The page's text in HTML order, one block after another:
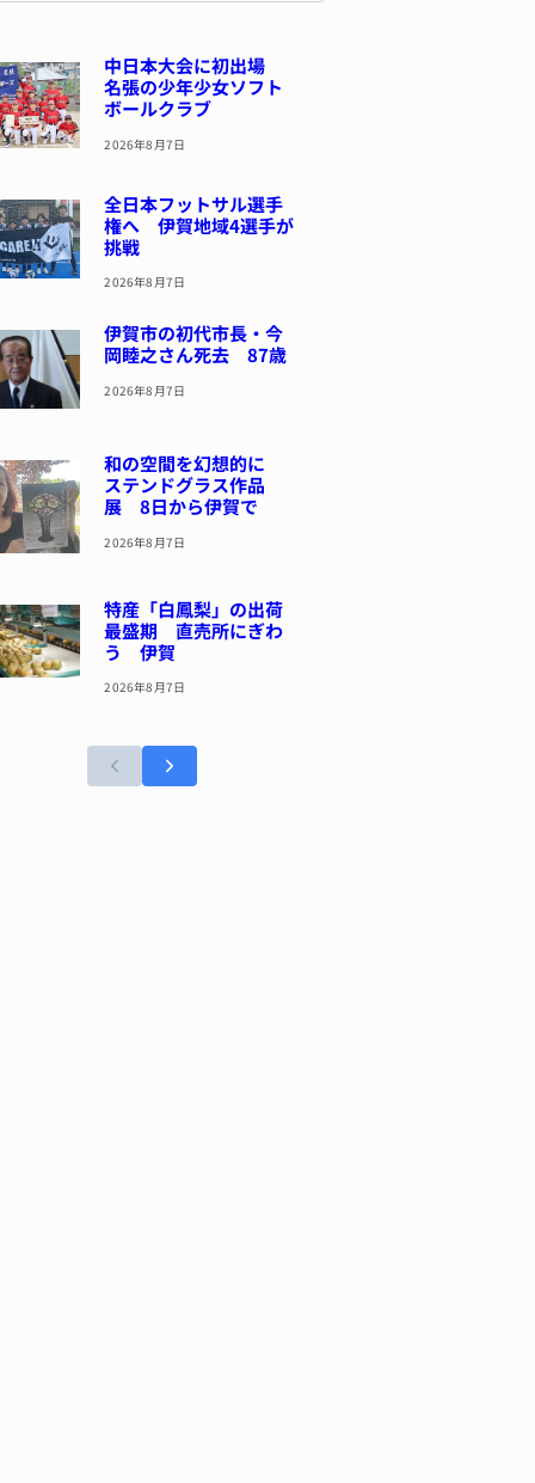
中日本大会に初出場
名張の少年少女ソフト
ボールクラブ
2026年8月7日
全日本フットサル選手
権へ 伊賀地域4選手が
挑戦
2026年8月7日
伊賀市の初代市長・今
岡睦之さん死去 87歳
2026年8月7日
和の空間を幻想的に
ステンドグラス作品
展 8日から伊賀で
2026年8月7日
特産「白鳳梨」の出荷
最盛期 直売所にぎわ
う 伊賀
2026年8月7日